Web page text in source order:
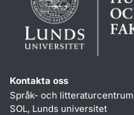
Kontakta oss
Språk- och litteraturcentrum
SOL, Lunds universitet